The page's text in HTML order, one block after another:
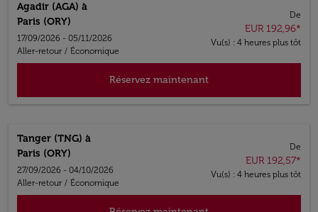
Agadir (AGA) à
Paris (ORY)
17/09/2026 - 05/11/2026
Aller-retour / Économique
De
EUR 192,96*
Vu(s) : 4 heures plus tôt
Réservez maintenant
Tanger (TNG) à
Paris (ORY)
27/09/2026 - 04/10/2026
Aller-retour / Économique
De
EUR 192,57*
Vu(s) : 4 heures plus tôt